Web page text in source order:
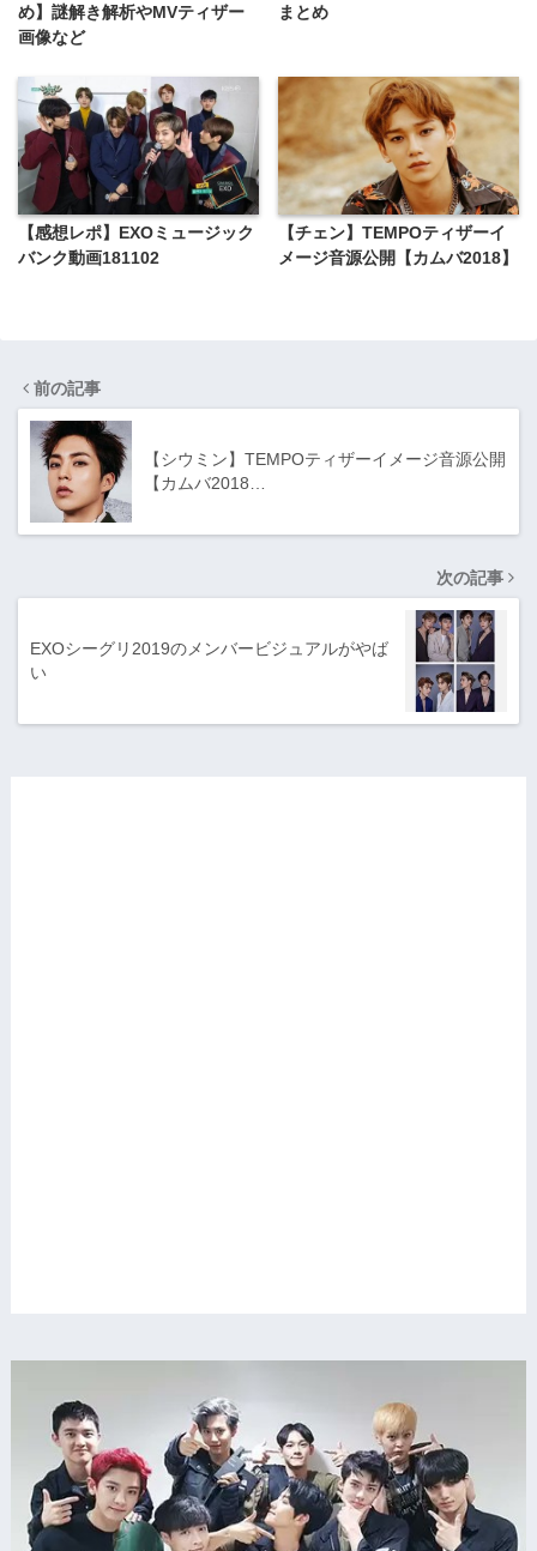
め】謎解き解析やMVティザー
画像など
まとめ
【感想レポ】EXOミュージック
バンク動画181102
【チェン】TEMPOティザーイ
メージ音源公開【カムバ2018】
前の記事
【シウミン】TEMPOティザーイメージ音源公開
【カムバ2018…
次の記事
EXOシーグリ2019のメンバービジュアルがやば
い